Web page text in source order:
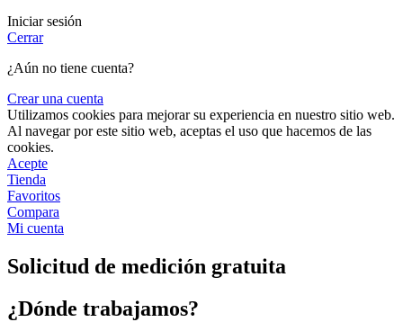
Iniciar sesión
Cerrar
¿Aún no tiene cuenta?
Crear una cuenta
Utilizamos cookies para mejorar su experiencia en nuestro sitio web.
Al navegar por este sitio web, aceptas el uso que hacemos de las
cookies.
Acepte
Tienda
Favoritos
Compara
Mi cuenta
Solicitud de medición gratuita
¿Dónde trabajamos?